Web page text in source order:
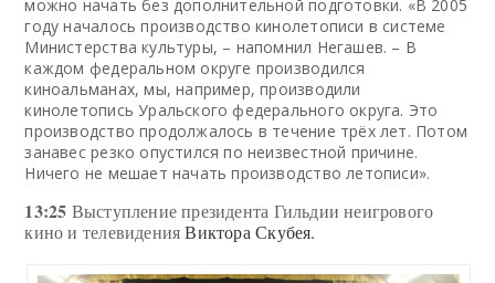
можно начать без дополнительной подготовки. «В 2005
году началось производство кинолетописи в системе
Министерства культуры, – напомнил Негашев. – В
каждом федеральном округе производился
киноальманах, мы, например, производили
кинолетопись Уральского федерального округа. Это
производство продолжалось в течение трёх лет. Потом
занавес резко опустился по неизвестной причине.
Ничего не мешает начать производство летописи».
13:25 Выступление президента Гильдии неигрового
кино и телевиденияВиктора Скубея.